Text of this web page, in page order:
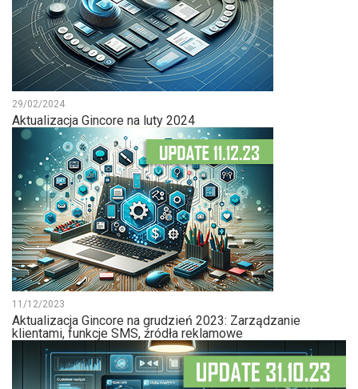
29/02/2024
Aktualizacja Gincore na luty 2024
11/12/2023
Aktualizacja Gincore na grudzień 2023: Zarządzanie
klientami, funkcje SMS, źródła reklamowe